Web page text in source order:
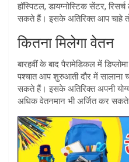
हॉस्पिटल, डायग्नोस्टिक सेंटर,
सकते हैं। इसके अतिरिक्त आप चाहे
कितना मिलेगा वेतन
बारहवीं के बाद पैरामेडिकल में
पश्चात आप शुरुआती दौर में सालाना
सकते हैं। इसके अतिरिक्त अपनी
अधिक वेतनमान भी अर्जित कर